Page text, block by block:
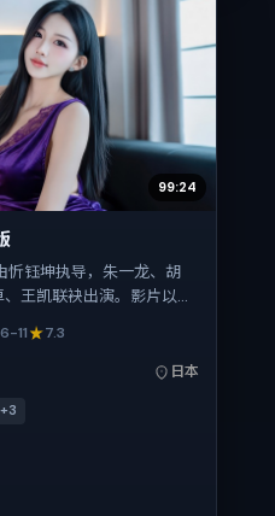
99:24
忻钰坤执导，朱一龙、胡
王凯联袂出演。影片以科
人物抉择与反转。2019年
（暑期档），片长108分
11 7.3
日本
+3